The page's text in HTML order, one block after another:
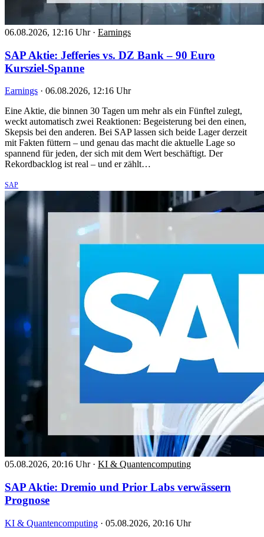
06.08.2026, 12:16 Uhr · Earnings
SAP Aktie: Jefferies vs. DZ Bank – 90 Euro
Kursziel-Spanne
Earnings · 06.08.2026, 12:16 Uhr
Eine Aktie, die binnen 30 Tagen um mehr als ein Fünftel zulegt,
weckt automatisch zwei Reaktionen: Begeisterung bei den einen,
Skepsis bei den anderen. Bei SAP lassen sich beide Lager derzeit
mit Fakten füttern – und genau das macht die aktuelle Lage so
spannend für jeden, der sich mit dem Wert beschäftigt. Der
Rekordbacklog ist real – und er zählt…
SAP
05.08.2026, 20:16 Uhr · KI & Quantencomputing
SAP Aktie: Dremio und Prior Labs verwässern
Prognose
KI & Quantencomputing · 05.08.2026, 20:16 Uhr